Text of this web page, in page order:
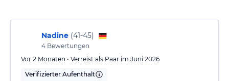
Externe Cafeteria „Terrace Café“ ganzjährig geöffnet ( außer Januar
Sport und Unterhaltung
Nadine (41-45)
4 Bewertungen
Vor 2 Monaten • Verreist als Paar im Juni 2026
Verifizierter Aufenthalt